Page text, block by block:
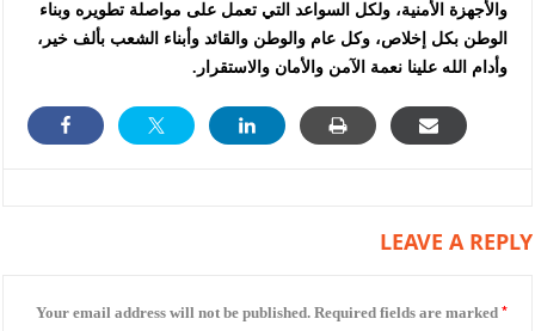
والأجهزة الأمنية، ولكل السواعد التي تعمل على مواصلة تطويره وبناء
الوطن بكل إخلاص، وكل عام والوطن والقائد وأبناء الشعب بألف خير،
وأدام الله علينا نعمة الآمن والأمان والاستقرار.
LEAVE A REPLY
Your email address will not be published. Required fields are marked *